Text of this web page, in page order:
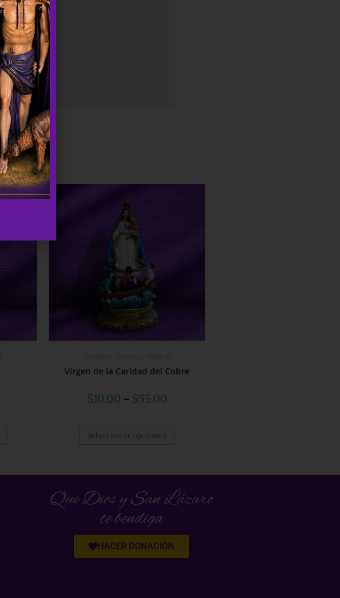
Virgen de la Caridad del Cobre
$10.00 - $55.00
Seleccionar opciones
Que Dios y San Lázaro
te bendiga
HACER DONACIÓN